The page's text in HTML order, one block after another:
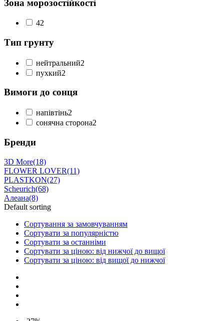
Зона морозостійкості
42
Тип грунту
нейтральний2
пухкий2
Вимоги до сонця
напівтінь2
сонячна сторона2
Бренди
3D More(18)
FLOWER LOVER(11)
PLASTKON(27)
Scheurich(68)
Алеана(8)
Default sorting
Сортування за замовчуванням
Сортувати за популярністю
Сортувати за останніми
Сортувати за ціною: від нижчої до вищої
Сортувати за ціною: від вищої до нижчої